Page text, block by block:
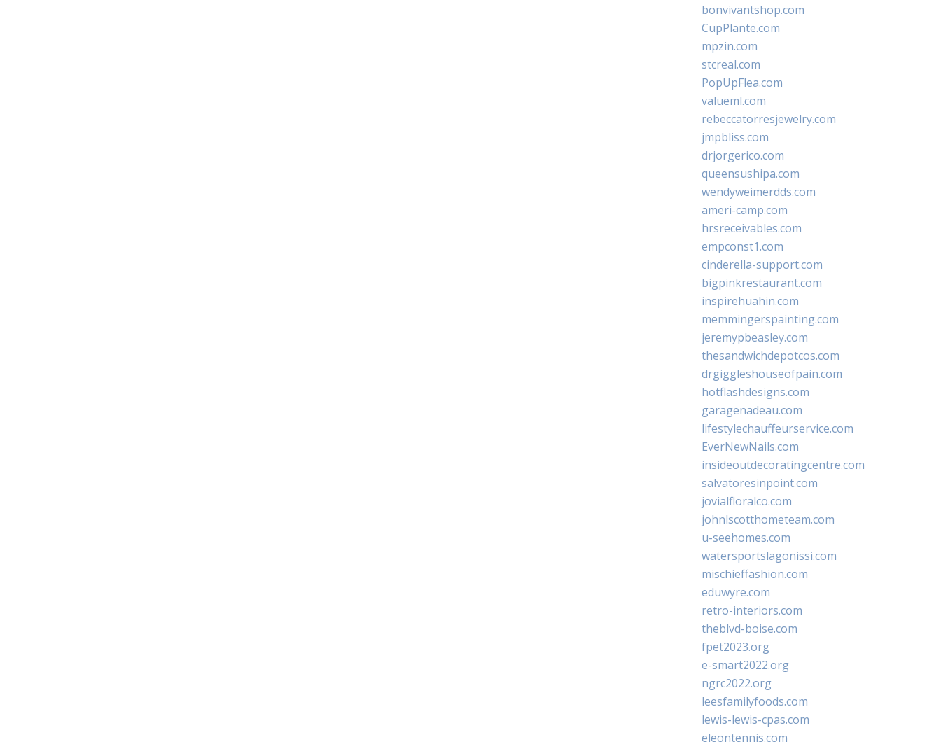
bonvivantshop.com
CupPlante.com
mpzin.com
stcreal.com
PopUpFlea.com
valueml.com
rebeccatorresjewelry.com
jmpbliss.com
drjorgerico.com
queensushipa.com
wendyweimerdds.com
ameri-camp.com
hrsreceivables.com
empconst1.com
cinderella-support.com
bigpinkrestaurant.com
inspirehuahin.com
memmingerspainting.com
jeremypbeasley.com
thesandwichdepotcos.com
drgiggleshouseofpain.com
hotflashdesigns.com
garagenadeau.com
lifestylechauffeurservice.com
EverNewNails.com
insideoutdecoratingcentre.com
salvatoresinpoint.com
jovialfloralco.com
johnlscotthometeam.com
u-seehomes.com
watersportslagonissi.com
mischieffashion.com
eduwyre.com
retro-interiors.com
theblvd-boise.com
fpet2023.org
e-smart2022.org
ngrc2022.org
leesfamilyfoods.com
lewis-lewis-cpas.com
eleontennis.com